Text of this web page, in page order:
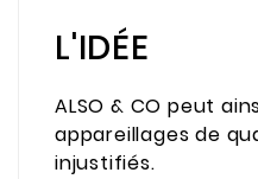
L'IDÉE
ALSO & CO peut
appareillages de
injustifiés.